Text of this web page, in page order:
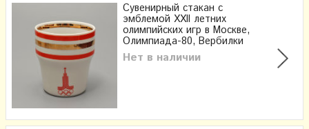
Сувенирный стакан с
эмблемой XXII летних
олимпийских игр в Москве​,
Олимпиада-80, Вербилки
Нет в наличии